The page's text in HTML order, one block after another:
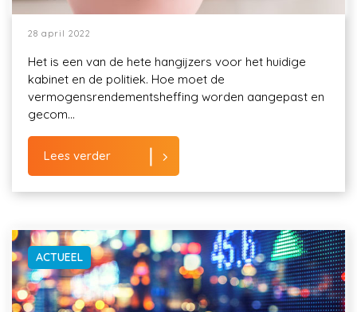
28 april 2022
Het is een van de hete hangijzers voor het huidige
kabinet en de politiek. Hoe moet de
vermogensrendementsheffing worden aangepast en
gecom...
Lees verder
ACTUEEL